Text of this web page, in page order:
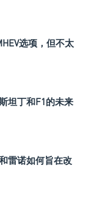
选项，但不太
坦丁和F1的未来
雷诺如何旨在改